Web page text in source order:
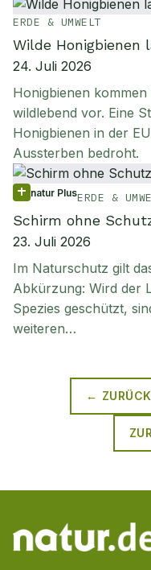
ERDE & UMWELT
Wilde Honigbienen
24. Juli 2026
Honigbienen
wildlebend vor. Eine
Honigbienen in der
Aussterben bedroht.
natur PlusERDE &
Schirm ohne
23. Juli 2026
Im Naturschutz gilt
Abkürzung: Wird der
Spezies geschützt,
weiteren…
←